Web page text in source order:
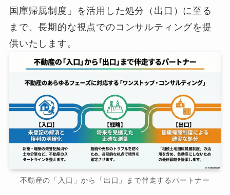
国庫帰属制度」を活用した処分（出口）に至る
まで、長期的な視点でのコンサルティングを提
供いたします。
不動産の「入口」から「出口」まで伴走するパートナー